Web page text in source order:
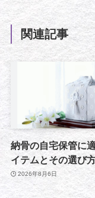
関連記事
納骨の自宅保管に
イテムとその選び
2026年8月6日